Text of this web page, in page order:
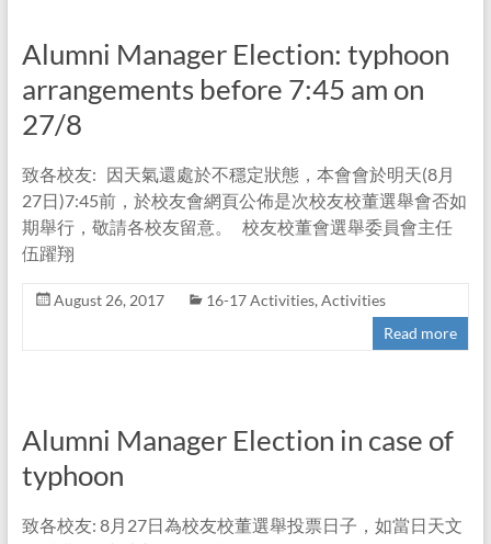
Alumni Manager Election: typhoon
arrangements before 7:45 am on
27/8
致各校友: 因天氣還處於不穩定狀態，本會會於明天(8月
27日)7:45前，於校友會網頁公佈是次校友校董選舉會否如
期舉行，敬請各校友留意。 校友校董會選舉委員會主任
伍躍翔
August 26, 2017 16-17 Activities, Activities
Read more
Alumni Manager Election in case of
typhoon
致各校友: 8月27日為校友校董選舉投票日子，如當日天文